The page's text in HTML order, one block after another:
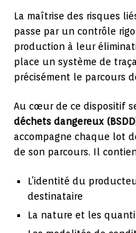
La maîtrise des risques
passe par un contrôle
production à leur
place un système de
précisément le parcours
Au cœur de ce dispositif
déchets dangereux
accompagne chaque lot
de son parcours. Il
L’identité du
destinataire
La nature et les